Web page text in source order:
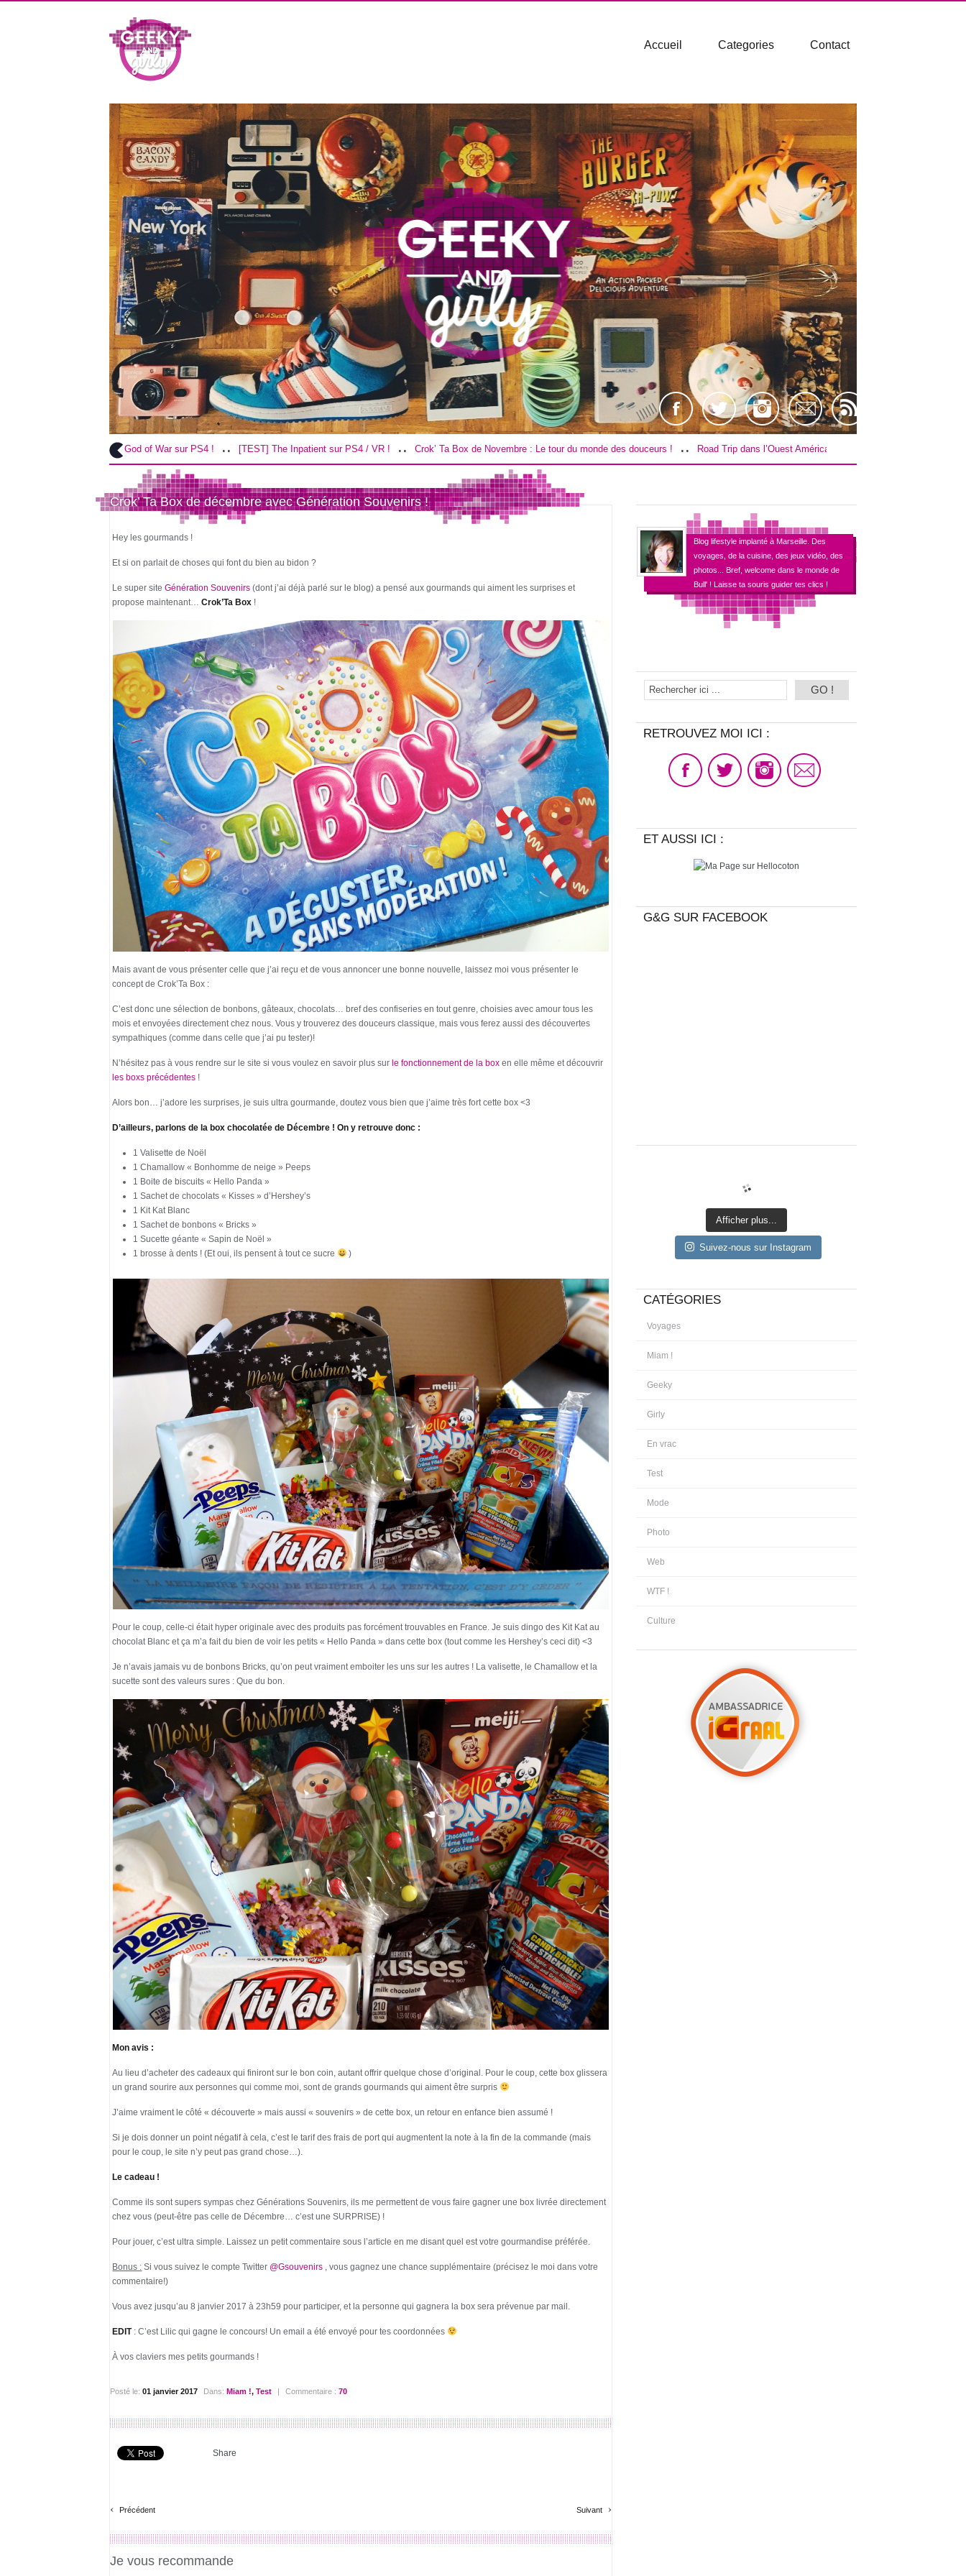
Accueil Categories Contact
[TEST] God of War sur PS4 ! .. [TEST] The Inpatient sur PS4 / VR ! .. Crok’ Ta Box de Novembre : Le tour du monde des douceurs ! .. Road Trip dans l’Ouest Américain : Le budget ! ..
Crok’ Ta Box de décembre avec Génération Souvenirs !
Hey les gourmands !
Et si on parlait de choses qui font du bien au bidon ?
Le super siteGénération Souvenirs (dont j’ai déjà parlé sur le blog) a pensé aux gourmands qui aiment les surprises et
propose maintenant…Crok’Ta Box !
Mais avant de vous présenter celle que j’ai reçu et de vous annoncer une bonne nouvelle, laissez moi vous présenter le
concept de Crok’Ta Box :
C’est donc une sélection de bonbons, gâteaux, chocolats… bref des confiseries en tout genre, choisies avec amour tous les
mois et envoyées directement chez nous. Vous y trouverez des douceurs classique, mais vous ferez aussi des découvertes
sympathiques (comme dans celle que j’ai pu tester)!
N’hésitez pas à vous rendre sur le site si vous voulez en savoir plus surle fonctionnement de la box en elle même et découvrir
les boxs précédentes !
Alors bon… j’adore les surprises, je suis ultra gourmande, doutez vous bien que j’aime très fort cette box <3
D’ailleurs, parlons de la box chocolatée de Décembre ! On y retrouve donc :
1 Valisette de Noël
1 Chamallow « Bonhomme de neige » Peeps
1 Boite de biscuits « Hello Panda »
1 Sachet de chocolats « Kisses » d’Hershey’s
1 Kit Kat Blanc
1 Sachet de bonbons « Bricks »
1 Sucette géante « Sapin de Noël »
1 brosse à dents ! (Et oui, ils pensent à tout ce sucre
)
Pour le coup, celle-ci était hyper originale avec des produits pas forcément trouvables en France. Je suis dingo des Kit Kat au
chocolat Blanc et ça m’a fait du bien de voir les petits « Hello Panda » dans cette box (tout comme les Hershey’s ceci dit) <3
Je n’avais jamais vu de bonbons Bricks, qu’on peut vraiment emboiter les uns sur les autres ! La valisette, le Chamallow et la
sucette sont des valeurs sures : Que du bon.
Mon avis :
Au lieu d’acheter des cadeaux qui finiront sur le bon coin, autant offrir quelque chose d’original. Pour le coup, cette box glissera
un grand sourire aux personnes qui comme moi, sont de grands gourmands qui aiment être surpris
J’aime vraiment le côté « découverte » mais aussi « souvenirs » de cette box, un retour en enfance bien assumé !
Si je dois donner un point négatif à cela, c’est le tarif des frais de port qui augmentent la note à la fin de la commande (mais
pour le coup, le site n’y peut pas grand chose…).
Le cadeau !
Comme ils sont supers sympas chez Générations Souvenirs, ils me permettent de vous faire gagner une box livrée directement
chez vous (peut-être pas celle de Décembre… c’est une SURPRISE) !
Pour jouer, c’est ultra simple. Laissez un petit commentaire sous l’article en me disant quel est votre gourmandise préférée.
Bonus : Si vous suivez le compte Twitter @Gsouvenirs , vous gagnez une chance supplémentaire (précisez le moi dans votre
commentaire!)
Vous avez jusqu’au 8 janvier 2017 à 23h59 pour participer, et la personne qui gagnera la box sera prévenue par mail.
EDIT: C’est Lilic qui gagne le concours! Un email a été envoyé pour tes coordonnées
À vos claviers mes petits gourmands !
Posté le: 01 janvier 2017 Dans: Miam !, Test | Commentaire : 70
Share
‹ Précédent Suivant ›
Je vous recommande
Blog lifestyle implanté à Marseille. Des
voyages, de la cuisine, des jeux vidéo, des
photos... Bref, welcome dans le monde de
Bull' ! Laisse ta souris guider tes clics !
RETROUVEZ MOI ICI :
ET AUSSI ICI :
G&G SUR FACEBOOK
Afficher plus...
Suivez-nous sur Instagram
CATÉGORIES
Voyages
Miam !
Geeky
Girly
En vrac
Test
Mode
Photo
Web
WTF !
Culture